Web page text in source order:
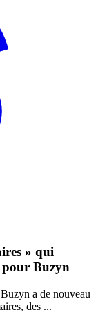
» qui
pour Buzyn
a de nouveau
des ...